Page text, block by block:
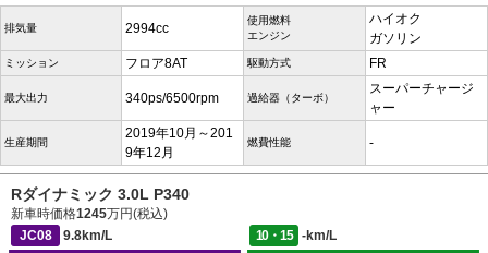
排気量 2994cc
使用燃料
エンジン
ハイオク
ガソリン
ミッション フロア8AT 駆動方式 FR
最大出力 340ps/6500rpm 過給器（ターボ）
スーパーチャージ
ャー
生産期間
2019年10月～201
9年12月
燃費性能 -
Rダイナミック 3.0L P340
新車時価格1245万円(税込)
JC08
9.8km/L 10・15
-km/L